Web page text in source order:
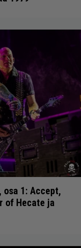
1: Accept,
of Hecate ja